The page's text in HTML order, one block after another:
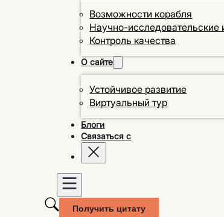
Возможности корабля
Научно-исследовательские
Контроль качества
О сайте
Устойчивое развитие
Виртуальный тур
Блоги
Связаться с
Получить цитату